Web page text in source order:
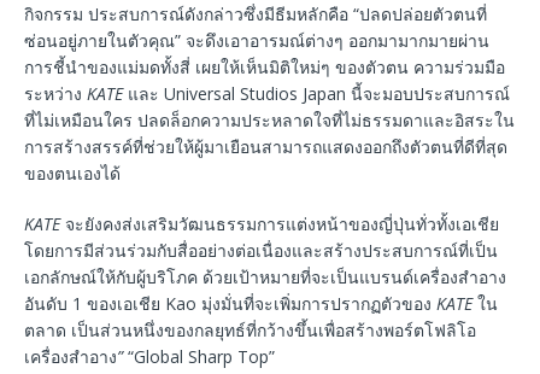
กิจกรรม ประสบการณ์ดังกล่าวซึ่งมีธีมหลักคือ “ปลดปล่อยตัวตนที่
ซ่อนอยู่ภายในตัวคุณ” จะดึงเอาอารมณ์ต่างๆ ออกมามากมายผ่าน
การชี้นำของแม่มดทั้งสี่ เผยให้เห็นมิติใหม่ๆ ของตัวตน ความร่วมมือ
ระหว่าง KATEและ Universal Studios Japan นี้จะมอบประสบการณ์
ที่ไม่เหมือนใคร ปลดล็อกความประหลาดใจที่ไม่ธรรมดาและอิสระใน
การสร้างสรรค์ที่ช่วยให้ผู้มาเยือนสามารถแสดงออกถึงตัวตนที่ดีที่สุด
ของตนเองได้
KATEจะยังคงส่งเสริมวัฒนธรรมการแต่งหน้าของญี่ปุ่นทั่วทั้งเอเชีย
โดยการมีส่วนร่วมกับสื่ออย่างต่อเนื่องและสร้างประสบการณ์ที่เป็น
เอกลักษณ์ให้กับผู้บริโภค ด้วยเป้าหมายที่จะเป็นแบรนด์เครื่องสำอาง
อันดับ 1 ของเอเชีย Kao มุ่งมั่นที่จะเพิ่มการปรากฏตัวของ KATEใน
ตลาด เป็นส่วนหนึ่งของกลยุทธ์ที่กว้างขึ้นเพื่อสร้างพอร์ตโฟลิโอ
เครื่องสำอาง”“Global Sharp Top”